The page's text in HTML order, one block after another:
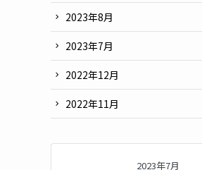
2023年8月
2023年7月
2022年12月
2022年11月
2023年7月